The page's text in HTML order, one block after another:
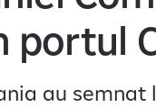
portul
au